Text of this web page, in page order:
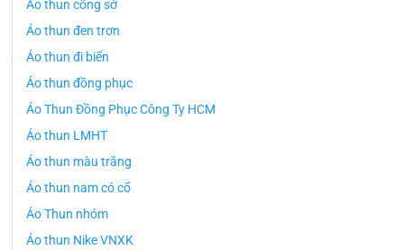
Áo thun công sở
Áo thun đen trơn
Áo thun đi biển
Áo thun đồng phục
Áo Thun Đồng Phục Công Ty HCM
Áo thun LMHT
Áo thun màu trắng
Áo thun nam có cổ
Áo Thun nhóm
Áo thun Nike VNXK